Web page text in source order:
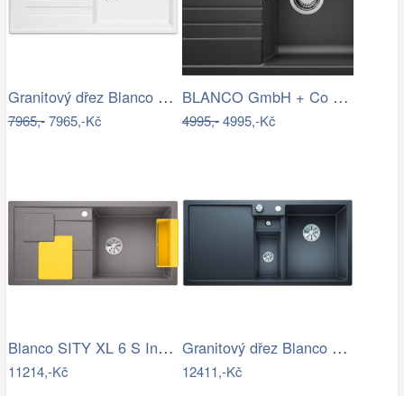
Granitový dřez Blanco ZIA XL 6 S bílá…
7965,-7965,-Kč
BLANCO GmbH + Co KG Granitový dřez…
4995,-4995,-Kč
Blanco SITY XL 6 S InFino Silgranit…
11214,-Kč
Granitový dřez Blanco COLLECTIS 6 S…
12411,-Kč